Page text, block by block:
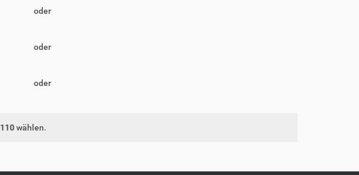
oder
oder
oder
110wählen.